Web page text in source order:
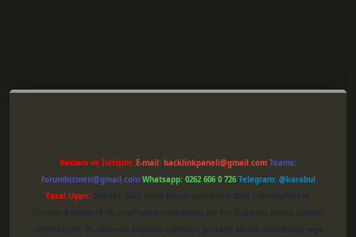
Reklam ve İletişim: E-mail: backlinkpaneli@gmail.com Teams:
forumhizmeti@gmail.com Whatsapp: 0262 606 0 726 Telegram: @karabul
Yasal Uyarı: